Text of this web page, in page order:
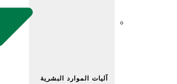
آليات الموارد البشرية